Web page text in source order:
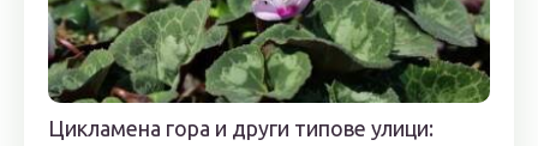
Цикламена гора и други типове улици: